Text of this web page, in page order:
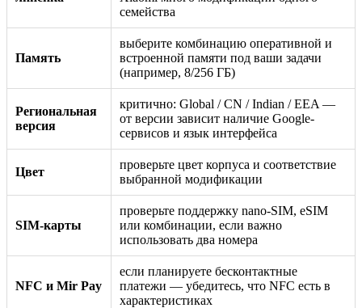
семейства
Память
выберите комбинацию оперативной и
встроенной памяти под ваши задачи
(например, 8/256 ГБ)
Региональная
версия
критично: Global / CN / Indian / EEA —
от версии зависит наличие Google-
сервисов и язык интерфейса
Цвет
проверьте цвет корпуса и соответствие
выбранной модификации
SIM-карты
проверьте поддержку nano-SIM, eSIM
или комбинации, если важно
использовать два номера
NFC и Mir Pay
если планируете бесконтактные
платежи — убедитесь, что NFC есть в
характеристиках